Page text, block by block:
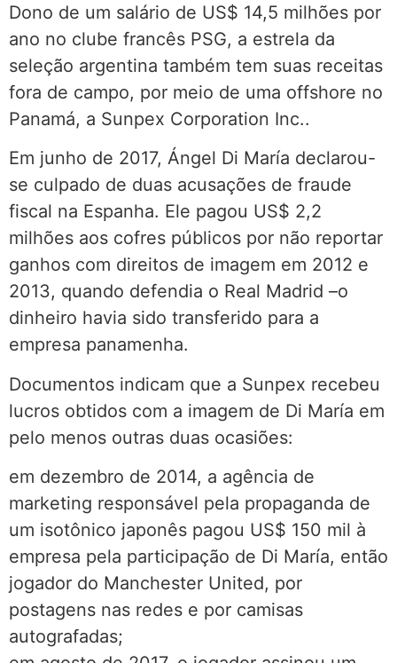
Dono de um salário de US$ 14,5 milhões por
ano no clube francês PSG, a estrela da
seleção argentina também tem suas receitas
fora de campo, por meio de uma offshore no
Panamá, a Sunpex Corporation Inc..
Em junho de 2017, Ángel Di María declarou-
se culpado de duas acusações de fraude
fiscal na Espanha. Ele pagou US$ 2,2
milhões aos cofres públicos por não reportar
ganhos com direitos de imagem em 2012 e
2013, quando defendia o Real Madrid –o
dinheiro havia sido transferido para a
empresa panamenha.
Documentos indicam que a Sunpex recebeu
lucros obtidos com a imagem de Di María em
pelo menos outras duas ocasiões:
em dezembro de 2014, a agência de
marketing responsável pela propaganda de
um isotônico japonês pagou US$ 150 mil à
empresa pela participação de Di María, então
jogador do Manchester United, por
postagens nas redes e por camisas
autografadas;